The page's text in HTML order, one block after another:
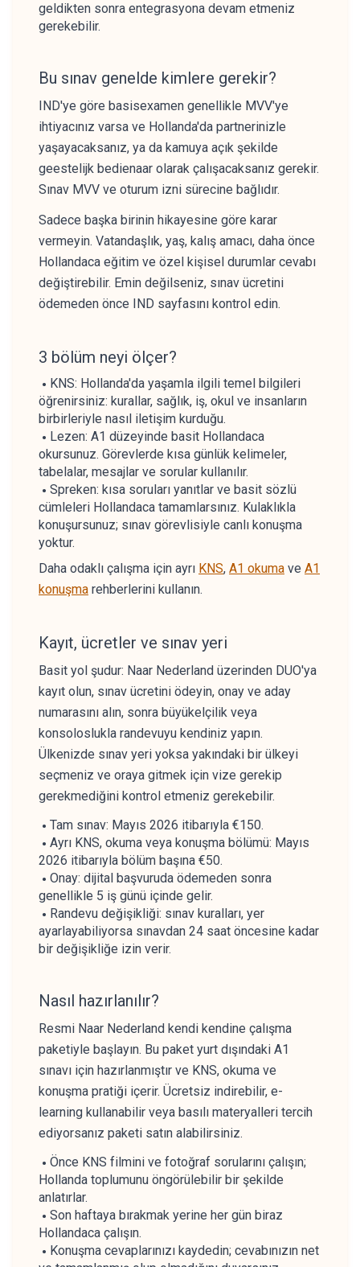
geldikten sonra entegrasyona devam etmeniz
gerekebilir.
Bu sınav genelde kimlere gerekir?
IND'ye göre basisexamen genellikle MVV'ye
ihtiyacınız varsa ve Hollanda'da partnerinizle
yaşayacaksanız, ya da kamuya açık şekilde
geestelijk bedienaar olarak çalışacaksanız gerekir.
Sınav MVV ve oturum izni sürecine bağlıdır.
Sadece başka birinin hikayesine göre karar
vermeyin. Vatandaşlık, yaş, kalış amacı, daha önce
Hollandaca eğitim ve özel kişisel durumlar cevabı
değiştirebilir. Emin değilseniz, sınav ücretini
ödemeden önce IND sayfasını kontrol edin.
3 bölüm neyi ölçer?
KNS: Hollanda'da yaşamla ilgili temel bilgileri
öğrenirsiniz: kurallar, sağlık, iş, okul ve insanların
birbirleriyle nasıl iletişim kurduğu.
Lezen: A1 düzeyinde basit Hollandaca
okursunuz. Görevlerde kısa günlük kelimeler,
tabelalar, mesajlar ve sorular kullanılır.
Spreken: kısa soruları yanıtlar ve basit sözlü
cümleleri Hollandaca tamamlarsınız. Kulaklıkla
konuşursunuz; sınav görevlisiyle canlı konuşma
yoktur.
Daha odaklı çalışma için ayrı KNS, A1 okuma ve A1
konuşma rehberlerini kullanın.
Kayıt, ücretler ve sınav yeri
Basit yol şudur: Naar Nederland üzerinden DUO'ya
kayıt olun, sınav ücretini ödeyin, onay ve aday
numarasını alın, sonra büyükelçilik veya
konsoloslukla randevuyu kendiniz yapın.
Ülkenizde sınav yeri yoksa yakındaki bir ülkeyi
seçmeniz ve oraya gitmek için vize gerekip
gerekmediğini kontrol etmeniz gerekebilir.
Tam sınav: Mayıs 2026 itibarıyla €150.
Ayrı KNS, okuma veya konuşma bölümü: Mayıs
2026 itibarıyla bölüm başına €50.
Onay: dijital başvuruda ödemeden sonra
genellikle 5 iş günü içinde gelir.
Randevu değişikliği: sınav kuralları, yer
ayarlayabiliyorsa sınavdan 24 saat öncesine kadar
bir değişikliğe izin verir.
Nasıl hazırlanılır?
Resmi Naar Nederland kendi kendine çalışma
paketiyle başlayın. Bu paket yurt dışındaki A1
sınavı için hazırlanmıştır ve KNS, okuma ve
konuşma pratiği içerir. Ücretsiz indirebilir, e-
learning kullanabilir veya basılı materyalleri tercih
ediyorsanız paketi satın alabilirsiniz.
Önce KNS filmini ve fotoğraf sorularını çalışın;
Hollanda toplumunu öngörülebilir bir şekilde
anlatırlar.
Son haftaya bırakmak yerine her gün biraz
Hollandaca çalışın.
Konuşma cevaplarınızı kaydedin; cevabınızın net